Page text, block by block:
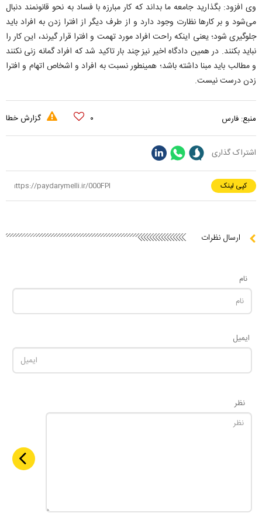
وی افزود: بگذارید جامعه ما بداند که کار مبارزه با فساد به نحو قانونمند دنبال
می‌شود و بر کار‌ها نظارت وجود دارد و از طرف دیگر از افترا زدن به افراد باید
جلوگیری شود؛ یعنی اینکه راحت افراد مورد تهمت و افترا قرار گیرند، این کار را
نباید بکنند. در همین دادگاه اخیر نیز چند بار تاکید شد که افراد گمانه زنی نکنند
و مطالب باید مبنا داشته باشد؛ همینطور نسبت به افراد و اشخاص اتهام و افترا
زدن درست نیست.
منبع: فارس ۰ گزارش خطا
اشتراک گذاری
کپی لینک
ارسال نظرات
نام
ایمیل
نظر